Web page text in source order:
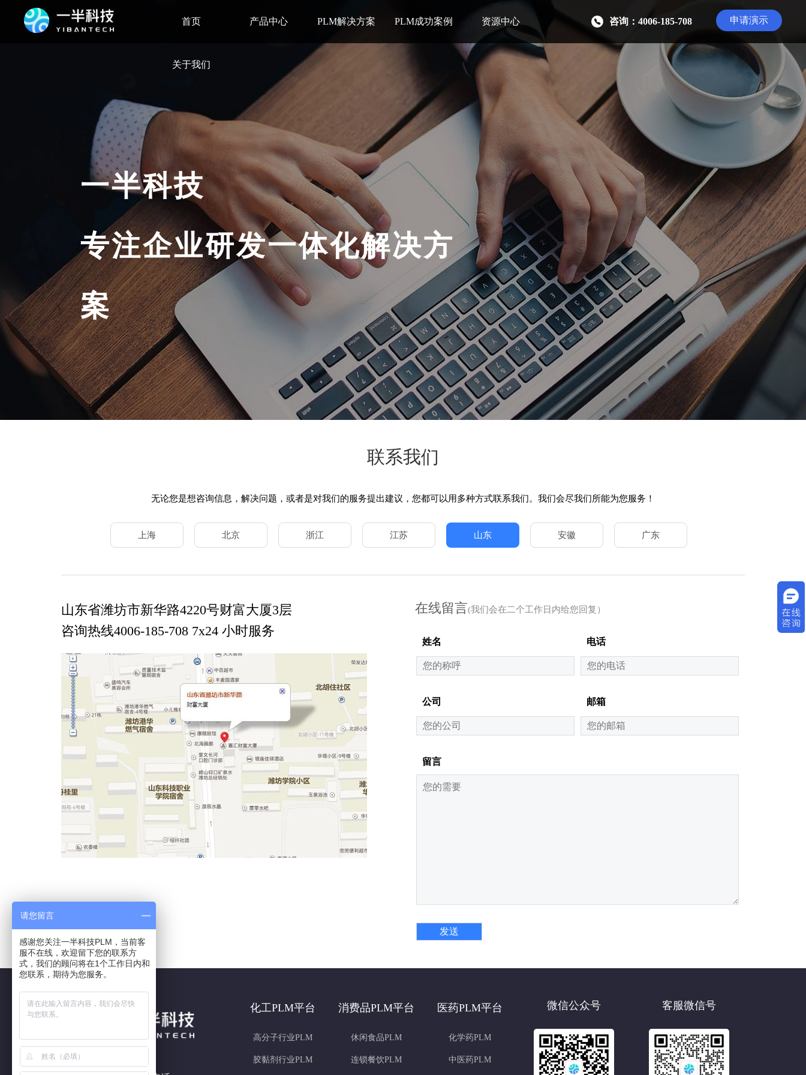
首页 产品中心 PLM解决方案 PLM成功案例 资源中心
关于我们
申请演示
咨询：4006-185-708
一半科技
专注企业研发一体化解决方
案
联系我们
无论您是想咨询信息，解决问题，或者是对我们的服务提出建议，您都可以用多种方式联系我们。我们会尽我们所能为您服务！
上海 北京 浙江 江苏 山东 安徽 广东
山东省潍坊市新华路4220号财富大厦3层
咨询热线4006-185-708 7x24 小时服务
在线留言(我们会在二个工作日内给您回复）
姓名 电话
公司 邮箱
留言
化工PLM平台
高分子行业PLM
胶黏剂行业PLM
消费品PLM平台
休闲食品PLM
连锁餐饮PLM
医药PLM平台
化学药PLM
中医药PLM
微信公众号 客服微信号
请您留言
感谢您关注一半科技PLM，当前客
服不在线，欢迎留下您的联系方
式，我们的顾问将在1个工作日内和
您联系，期待为您服务。